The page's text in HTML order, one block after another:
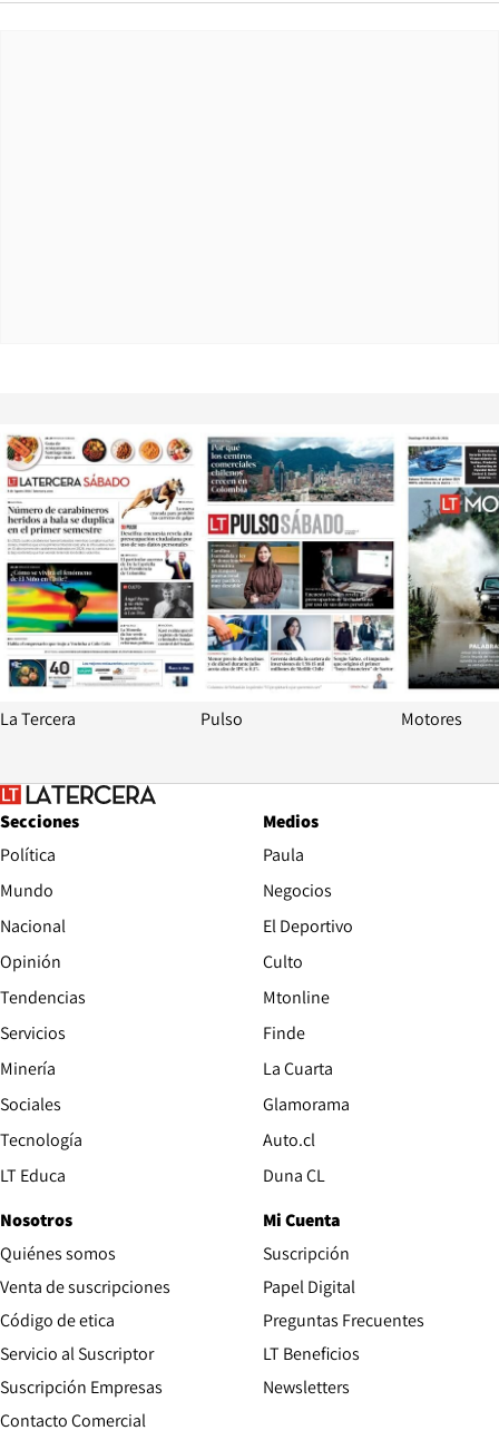
Opens in new window
La Tercera
Opens in
Pulso Motores
Secciones
Política
Mundo
Nacional
Opinión
Tendencias
Servicios
Minería
Sociales
Tecnología
LT Educa
Medios
Paula
Negocios
El Deportivo
Culto
Mtonline
Finde
La Cuarta
Glamorama
Auto.cl
Duna CL
Nosotros
Quiénes somos
Venta de suscripciones
Código de etica Opens in new window
Servicio al Suscriptor
Suscripción Empresas
Contacto Comercial
Mi Cuenta
Suscripción
Papel Digital
Preguntas Frecuentes
LT Beneficios
Newsletters